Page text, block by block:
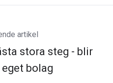
artikel
stora steg - blir
bolag